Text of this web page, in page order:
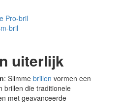
Pro-bril
bril
uiterlijk
: Slimme brillen vormen een
brillen die traditionele
met geavanceerde